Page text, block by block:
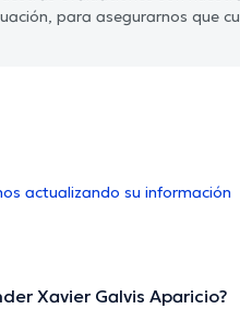
para asegurarnos que
actualizando su información
Xavier Galvis Aparicio?